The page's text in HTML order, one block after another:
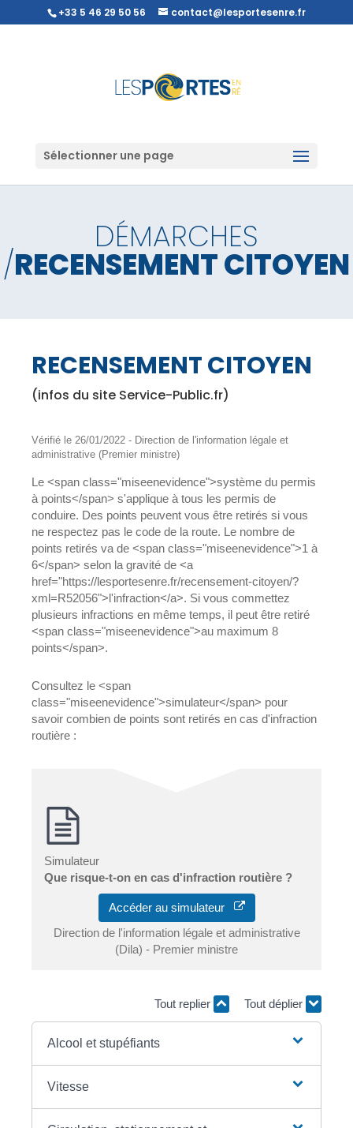
+33 5 46 29 50 56 contact@lesportesenre.fr
Sélectionner une page
DÉMARCHES
/RECENSEMENT CITOYEN
RECENSEMENT CITOYEN
(infos du site Service-Public.fr)
Vérifié le 26/01/2022 - Direction de l'information légale et
administrative (Premier ministre)
Le <span class="miseenevidence">système du permis
à points</span> s'applique à tous les permis de
conduire. Des points peuvent vous être retirés si vous
ne respectez pas le code de la route. Le nombre de
points retirés va de <span class="miseenevidence">1 à
6</span> selon la gravité de <a
href="https://lesportesenre.fr/recensement-citoyen/?
xml=R52056">l'infraction</a>. Si vous commettez
plusieurs infractions en même temps, il peut être retiré
<span class="miseenevidence">au maximum 8
points</span>.
Consultez le <span
class="miseenevidence">simulateur</span> pour
savoir combien de points sont retirés en cas d'infraction
routière :
Simulateur
Que risque-t-on en cas d'infraction routière ?
Accéder au simulateur
Direction de l'information légale et administrative
(Dila) - Premier ministre
Tout replier Tout déplier
Alcool et stupéfiants
Vitesse